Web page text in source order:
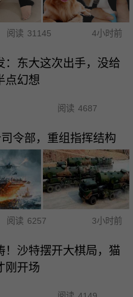
阅读 31145 4小时前
：东大这次出手，没给
点幻想
阅读 4687
令部，重组指挥结构
阅读 6257 3小时前
！沙特摆开大棋局，猫
刚开场